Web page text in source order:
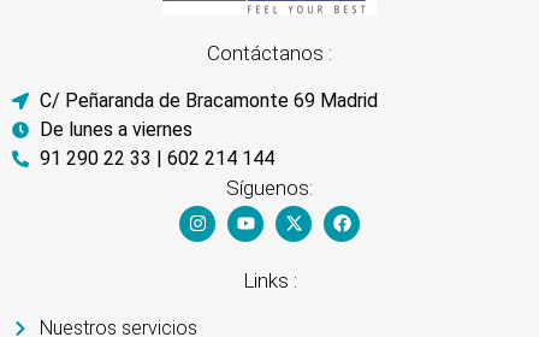
Contáctanos :
C/ Peñaranda de Bracamonte 69 Madrid
De lunes a viernes
91 290 22 33 | 602 214 144
Síguenos:
Links :
Nuestros servicios